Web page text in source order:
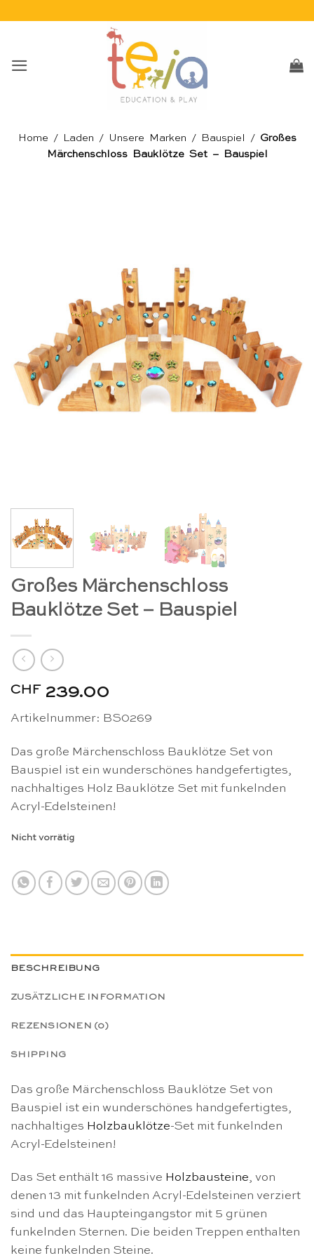
Home / Laden / Unsere Marken / Bauspiel /
Großes
Märchenschloss Bauklötze Set – Bauspiel
Großes Märchenschloss
Bauklötze Set – Bauspiel
CHF 239.00
Artikelnummer: BS0269
Das große Märchenschloss Bauklötze Set von
Bauspiel ist ein wunderschönes handgefertigtes,
nachhaltiges Holz Bauklötze Set mit funkelnden
Acryl-Edelsteinen!
Nicht vorrätig
BESCHREIBUNG
ZUSÄTZLICHE INFORMATION
REZENSIONEN (0)
SHIPPING
Das große Märchenschloss Bauklötze Set von
Bauspiel ist ein wunderschönes handgefertigtes,
nachhaltiges Holzbauklötze-Set mit funkelnden
Acryl-Edelsteinen!
Das Set enthält 16 massive Holzbausteine, von
denen 13 mit funkelnden Acryl-Edelsteinen verziert
sind und das Haupteingangstor mit 5 grünen
funkelnden Sternen. Die beiden Treppen enthalten
keine funkelnden Steine.